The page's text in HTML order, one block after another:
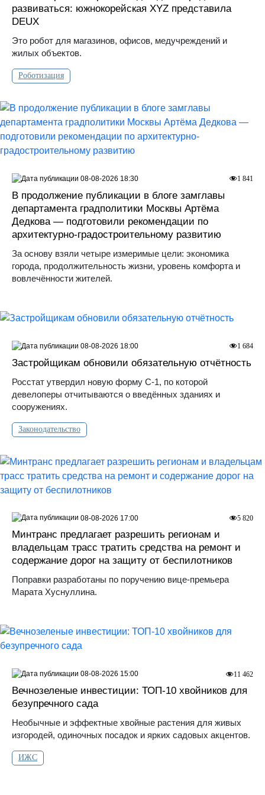
развиваться: южнокорейская XYZ представила
DEUX
Это робот для магазинов, офисов, медучреждений и
жилых объектов.
Роботизация
В продолжение публикации в блоге замглавы
департамента градполитики Москвы Артёма
Дедкова — подготовили рекомендации по
архитектурно-градостроительному развитию
За основу взяли четыре измеримые цели: экономика
города, продолжительность жизни, уровень комфорта и
вовлечённости жителей.
1 841
08-08-2026 18:30
Застройщикам обновили обязательную отчётность
Росстат утвердил новую форму С-1, по которой
девелоперы отчитываются о введённых зданиях и
сооружениях.
Законодательство
1 684
08-08-2026 18:00
Минтранс предлагает разрешить регионам и
владельцам трасс тратить средства на ремонт и
содержание дорог на защиту от беспилотников
Поправки разработаны по поручению вице-премьера
Марата Хуснуллина.
5 820
08-08-2026 17:00
Вечнозеленые инвестиции: ТОП-10 хвойников для
безупречного сада
Необычные и эффектные хвойные растения для живых
изгородей, одиночных посадок и ярких садовых акцентов.
ИЖС
11 462
08-08-2026 15:00